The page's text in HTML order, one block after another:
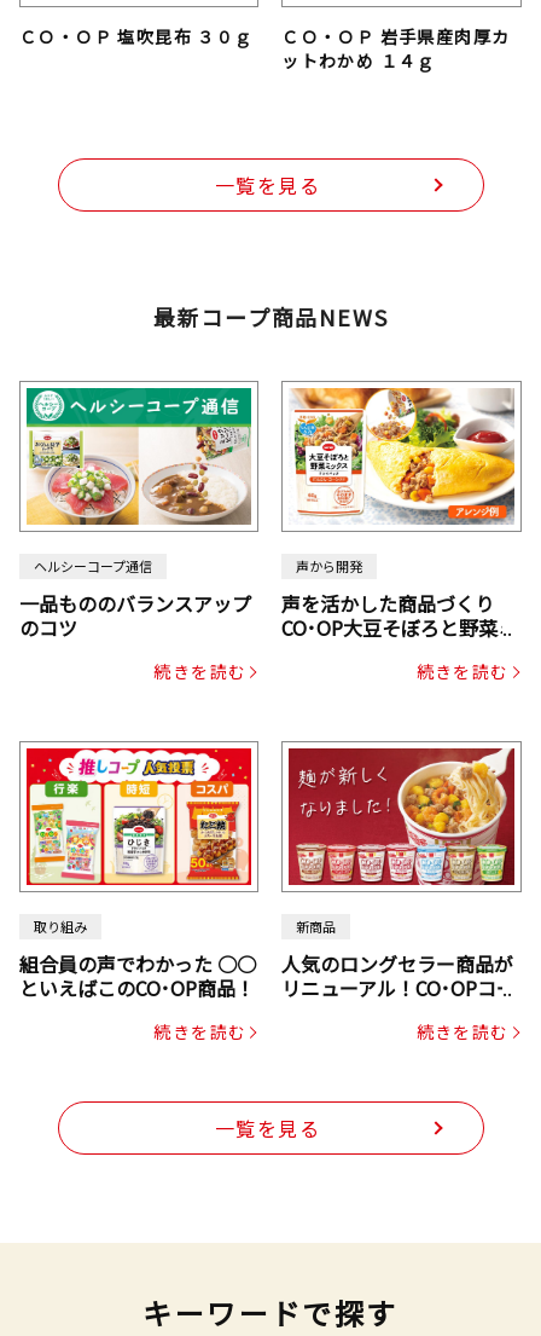
ＣＯ・ＯＰ 塩吹昆布 ３０ｇ
ＣＯ・ＯＰ 岩手県産肉厚カ
ットわかめ １４ｇ
一覧を見る
最新コープ商品NEWS
ヘルシーコープ通信
一品もののバランスアップ
のコツ
続きを読む
声から開発
声を活かした商品づくり
CO･OP大豆そぼろと野菜ミ
じん・コーン入り）続きを読む
取り組み
組合員の声でわかった ○○
といえばこのCO･OP商品！
続きを読む
新商品
人気のロングセラー商品が
リニューアル！CO･OPコー
続きを読む
一覧を見る
キーワードで探す